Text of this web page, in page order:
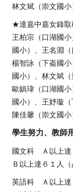
湖
之
光
校
車
課
表
打
學
生
林文斌（崇文國小
★達嘉中嘉女錄取
王柏宗（口湖國
國小）、王名淵（
楊智詠（下崙國
國小）、林文斌（
歐鎮瑋（口湖國
國小）、王妤璇（
陳佳馨（崇文國小
學生努力、教師
國文科 Ａ以上達
Ｂ以上達６１人
英語科 Ａ以上達